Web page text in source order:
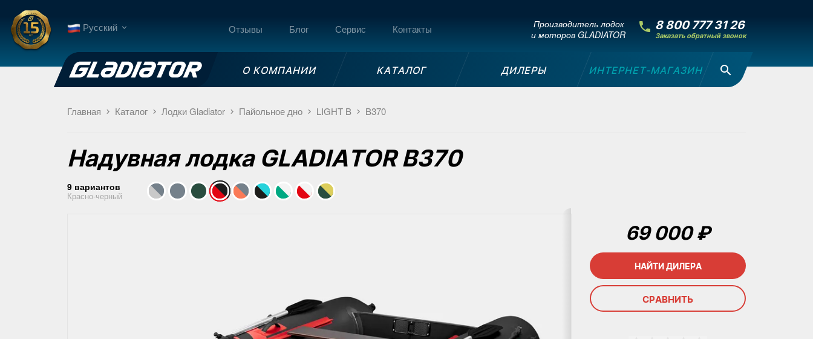
Русский Отзывы Блог Сервис Контакты
Производитель лодок
и моторов GLADIATOR
8 800 777 31 26
Заказать обратный звонок
О КОМПАНИИ КАТАЛОГ ДИЛЕРЫ ИНТЕРНЕТ-МАГАЗИН
Главная Каталог Лодки Gladiator Пайольное дно LIGHT B B370
Надувная лодка GLADIATOR B370
9 вариантов
Красно-черный
69 000 ₽
НАЙТИ ДИЛЕРА
СРАВНИТЬ